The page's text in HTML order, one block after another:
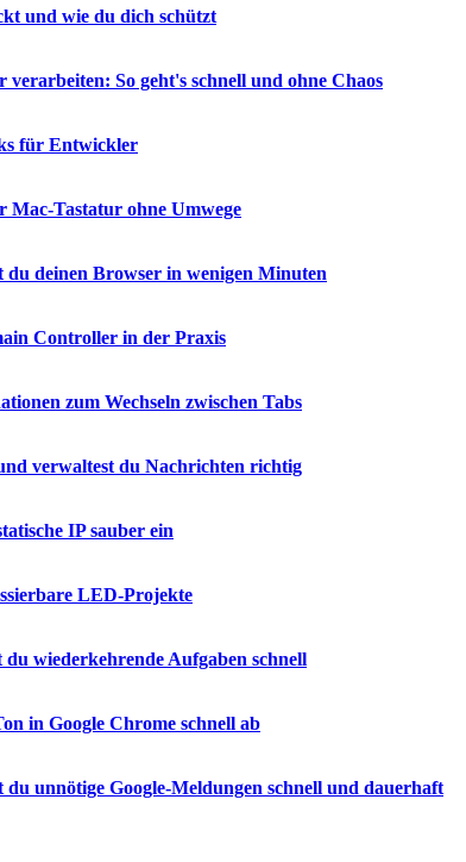
und wie du dich schützt
So geht's schnell und ohne Chaos
für Entwickler
Mac-Tastatur ohne Umwege
du deinen Browser in wenigen Minuten
Controller in der Praxis
zum Wechseln zwischen Tabs
verwaltest du Nachrichten richtig
IP sauber ein
LED-Projekte
wiederkehrende Aufgaben schnell
in Google Chrome schnell ab
unnötige Google-Meldungen schnell und dauerhaft